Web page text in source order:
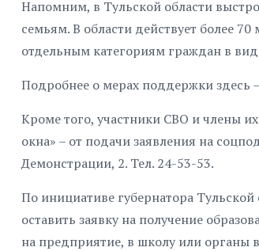
Напомним, в Тульской области
семьям. В области действует более
отдельным категориям граждан в
Подробнее о мерах поддержки здесь –
Кроме того, участники СВО и члены
окна» – от подачи заявления на
Демонстрации, 2. Тел. 24-53-53.
По инициативе губернатора
оставить заявку на получение
на предприятие, в школу или органы